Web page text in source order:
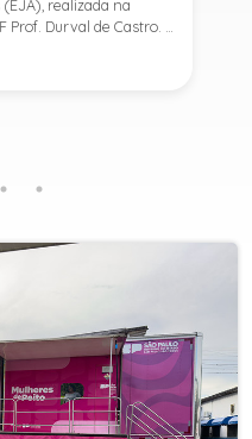
realizada na
Prof. Durval de Castro. A
dos estudos de 53
marcar a primeira
e oferecendo uma
da Educação de
foi em 2016,
de agosto de 2025,
Em parceria
a disponibilizar também
9º ano) e o Ensino
as oportunidades
sua formação.A